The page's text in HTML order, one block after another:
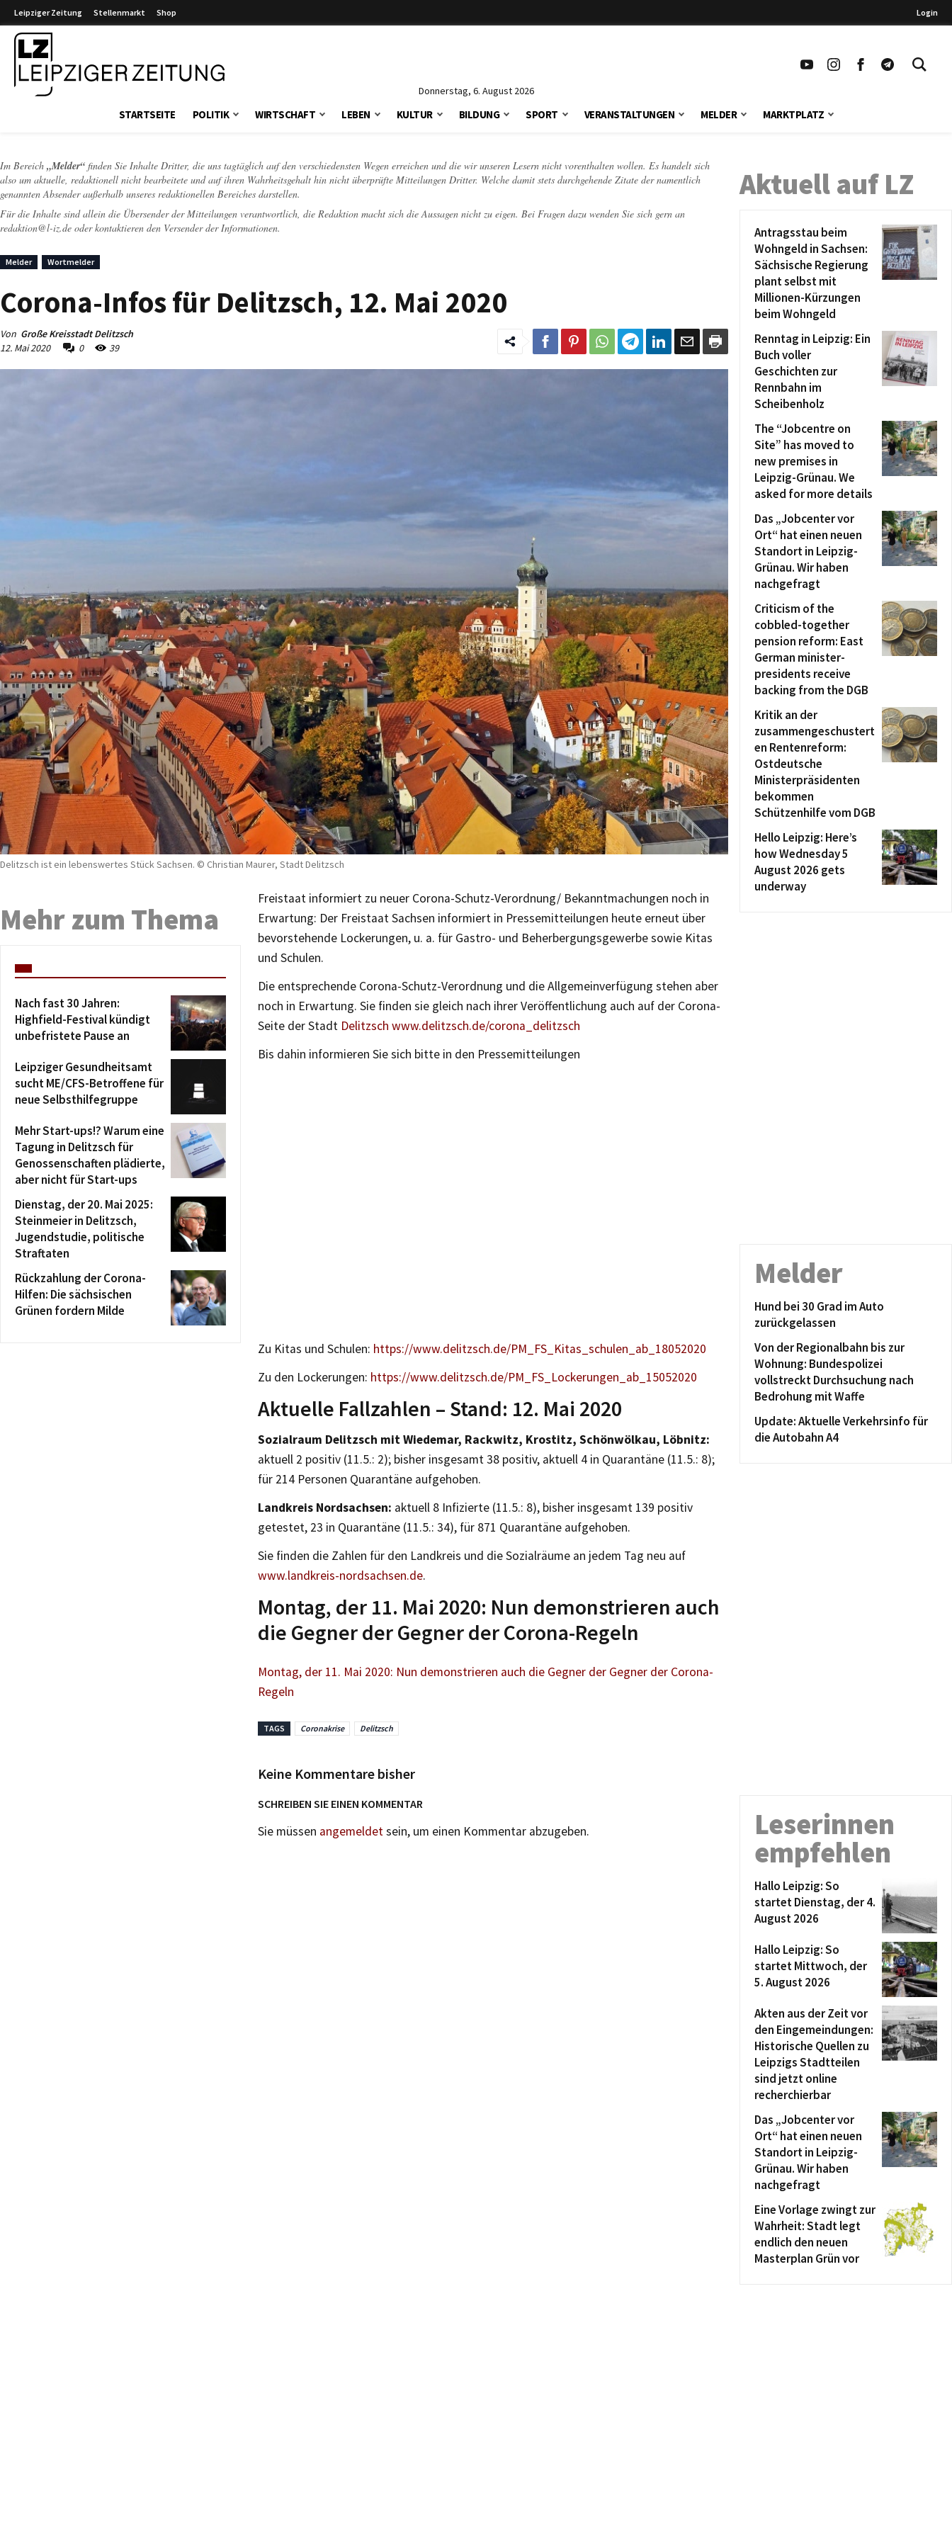
Leipziger Zeitung Stellenmarkt Shop Login
Donnerstag, 6. August 2026
STARTSEITE POLITIK WIRTSCHAFT LEBEN KULTUR BILDUNG SPORT VERANSTALTUNGEN MELDER MARKTPLATZ
Im Bereich „Melder“ finden Sie Inhalte Dritter, die uns tagtäglich auf den verschiedensten Wegen erreichen und die wir unseren Lesern nicht vorenthalten wollen. Es handelt sich
also um aktuelle, redaktionell nicht bearbeitete und auf ihren Wahrheitsgehalt hin nicht überprüfte Mitteilungen Dritter. Welche damit stets durchgehende Zitate der namentlich
genannten Absender außerhalb unseres redaktionellen Bereiches darstellen.
Für die Inhalte sind allein die Übersender der Mitteilungen verantwortlich, die Redaktion macht sich die Aussagen nicht zu eigen. Bei Fragen dazu wenden Sie sich gern an
redaktion@l-iz.de oder kontaktieren den Versender der Informationen.
Melder Wortmelder
Corona-Infos für Delitzsch, 12. Mai 2020
Von Große Kreisstadt Delitzsch
12. Mai 2020
0 39
Delitzsch ist ein lebenswertes Stück Sachsen. © Christian Maurer, Stadt Delitzsch
Freistaat informiert zu neuer Corona-Schutz-Verordnung/ Bekanntmachungen noch in
Erwartung: Der Freistaat Sachsen informiert in Pressemitteilungen heute erneut über
bevorstehende Lockerungen, u. a. für Gastro- und Beherbergungsgewerbe sowie Kitas
und Schulen.
Die entsprechende Corona-Schutz-Verordnung und die Allgemeinverfügung stehen aber
noch in Erwartung. Sie finden sie gleich nach ihrer Veröffentlichung auch auf der Corona-
Seite der Stadt Delitzsch www.delitzsch.de/corona_delitzsch
Bis dahin informieren Sie sich bitte in den Pressemitteilungen
Zu Kitas und Schulen: https://www.delitzsch.de/PM_FS_Kitas_schulen_ab_18052020
Zu den Lockerungen: https://www.delitzsch.de/PM_FS_Lockerungen_ab_15052020
Aktuelle Fallzahlen – Stand: 12. Mai 2020
Sozialraum Delitzsch mit Wiedemar, Rackwitz, Krostitz, Schönwölkau, Löbnitz:
aktuell 2 positiv (11.5.: 2); bisher insgesamt 38 positiv, aktuell 4 in Quarantäne (11.5.: 8);
für 214 Personen Quarantäne aufgehoben.
Landkreis Nordsachsen: aktuell 8 Infizierte (11.5.: 8), bisher insgesamt 139 positiv
getestet, 23 in Quarantäne (11.5.: 34), für 871 Quarantäne aufgehoben.
Sie finden die Zahlen für den Landkreis und die Sozialräume an jedem Tag neu auf
www.landkreis-nordsachsen.de.
Montag, der 11. Mai 2020: Nun demonstrieren auch
die Gegner der Gegner der Corona-Regeln
Montag, der 11. Mai 2020: Nun demonstrieren auch die Gegner der Gegner der Corona-
Regeln
TAGS Coronakrise Delitzsch
Keine Kommentare bisher
SCHREIBEN SIE EINEN KOMMENTAR
Sie müssen angemeldetsein, um einen Kommentar abzugeben.
Mehr zum Thema
Nach fast 30 Jahren:
Highfield-Festival kündigt
unbefristete Pause an
Leipziger Gesundheitsamt
sucht ME/CFS-Betroffene für
neue Selbsthilfegruppe
Mehr Start-ups!? Warum eine
Tagung in Delitzsch für
Genossenschaften plädierte,
aber nicht für Start-ups
Dienstag, der 20. Mai 2025:
Steinmeier in Delitzsch,
Jugendstudie, politische
Straftaten
Rückzahlung der Corona-
Hilfen: Die sächsischen
Grünen fordern Milde
Aktuell auf LZ
Antragsstau beim
Wohngeld in Sachsen:
Sächsische Regierung
plant selbst mit
Millionen-Kürzungen
beim Wohngeld
Renntag in Leipzig: Ein
Buch voller
Geschichten zur
Rennbahn im
Scheibenholz
The “Jobcentre on
Site” has moved to
new premises in
Leipzig-Grünau. We
asked for more details
Das „Jobcenter vor
Ort“ hat einen neuen
Standort in Leipzig-
Grünau. Wir haben
nachgefragt
Criticism of the
cobbled-together
pension reform: East
German minister-
presidents receive
backing from the DGB
Kritik an der
zusammengeschustert
en Rentenreform:
Ostdeutsche
Ministerpräsidenten
bekommen
Schützenhilfe vom DGB
Hello Leipzig: Here’s
how Wednesday 5
August 2026 gets
underway
Melder
Hund bei 30 Grad im Auto
zurückgelassen
Von der Regionalbahn bis zur
Wohnung: Bundespolizei
vollstreckt Durchsuchung nach
Bedrohung mit Waffe
Update: Aktuelle Verkehrsinfo für
die Autobahn A4
Leserinnen
empfehlen
Hallo Leipzig: So
startet Dienstag, der 4.
August 2026
Hallo Leipzig: So
startet Mittwoch, der
5. August 2026
Akten aus der Zeit vor
den Eingemeindungen:
Historische Quellen zu
Leipzigs Stadtteilen
sind jetzt online
recherchierbar
Das „Jobcenter vor
Ort“ hat einen neuen
Standort in Leipzig-
Grünau. Wir haben
nachgefragt
Eine Vorlage zwingt zur
Wahrheit: Stadt legt
endlich den neuen
Masterplan Grün vor